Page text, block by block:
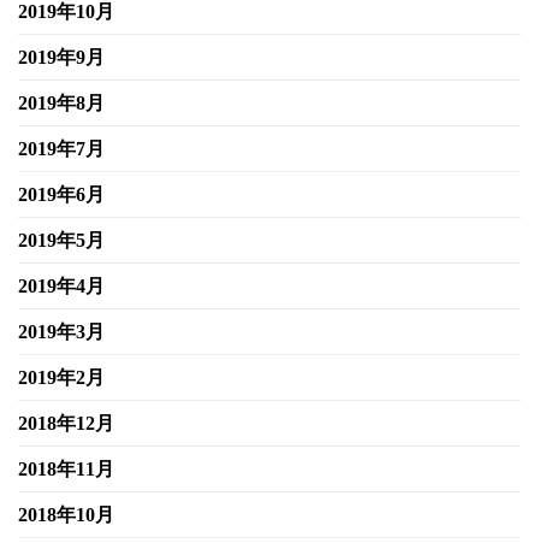
2019年10月
2019年9月
2019年8月
2019年7月
2019年6月
2019年5月
2019年4月
2019年3月
2019年2月
2018年12月
2018年11月
2018年10月